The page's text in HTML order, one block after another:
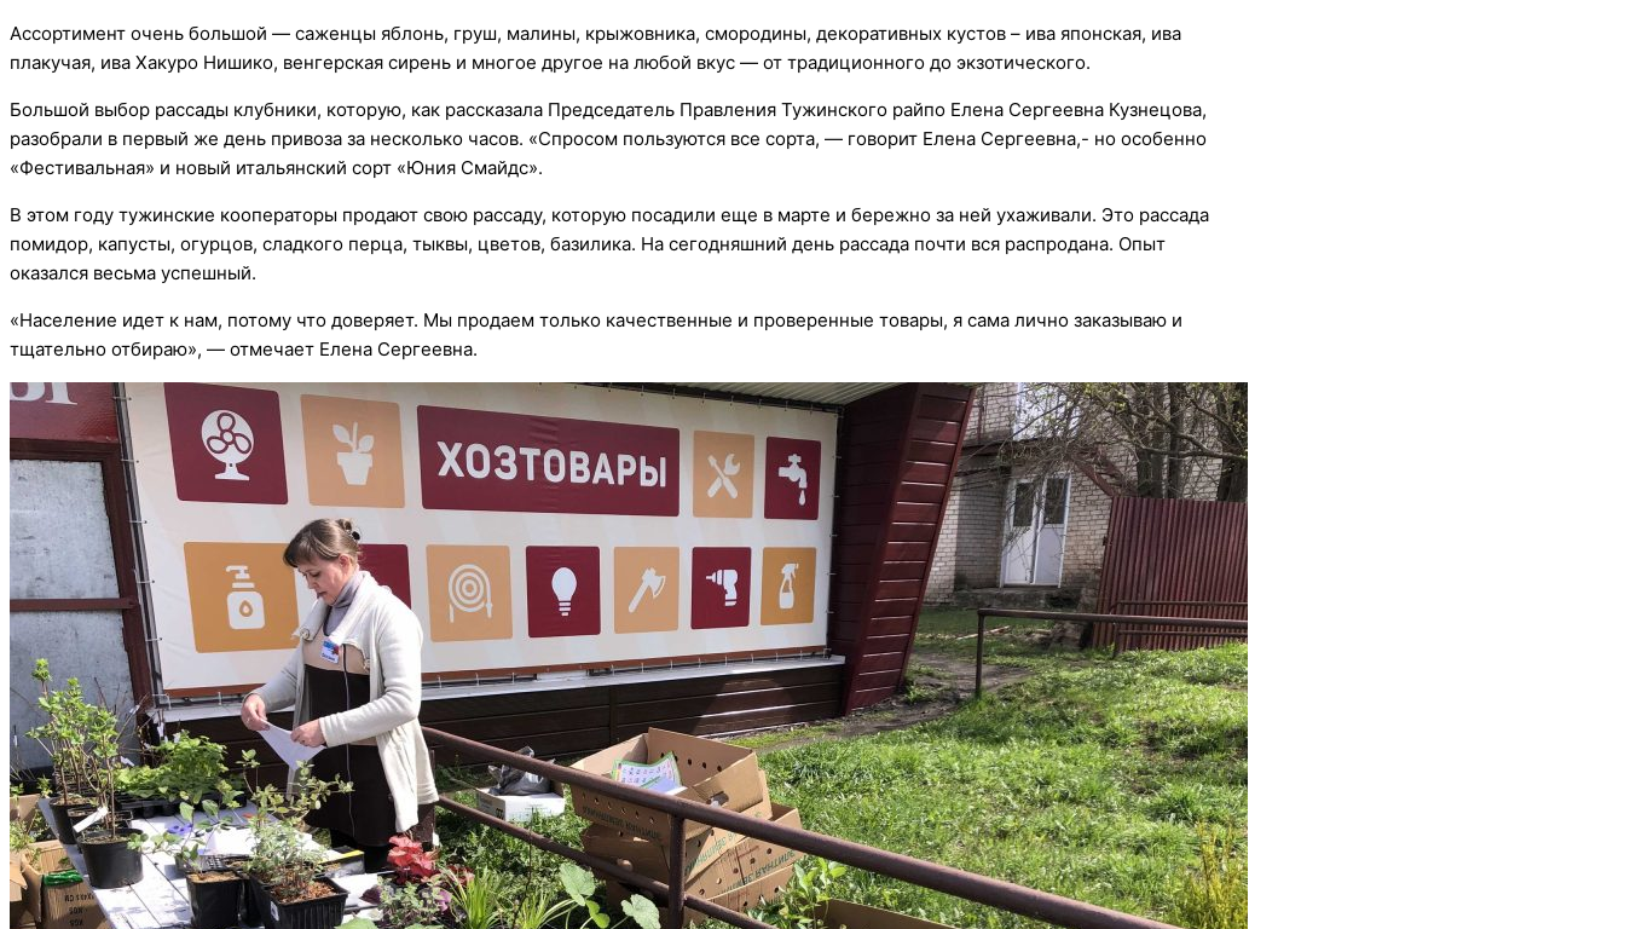
Ассортимент очень большой — саженцы яблонь, груш, малины, крыжовника, смородины, декоративных кустов – ива японская, ива
плакучая, ива Хакуро Нишико, венгерская сирень и многое другое на любой вкус — от традиционного до экзотического.
Большой выбор рассады клубники, которую, как рассказала Председатель Правления Тужинского райпо Елена Сергеевна Кузнецова,
разобрали в первый же день привоза за несколько часов. «Спросом пользуются все сорта, — говорит Елена Сергеевна,- но особенно
«Фестивальная» и новый итальянский сорт «Юния Смайдс».
В этом году тужинские кооператоры продают свою рассаду, которую посадили еще в марте и бережно за ней ухаживали. Это рассада
помидор, капусты, огурцов, сладкого перца, тыквы, цветов, базилика. На сегодняшний день рассада почти вся распродана. Опыт
оказался весьма успешный.
«Население идет к нам, потому что доверяет. Мы продаем только качественные и проверенные товары, я сама лично заказываю и
тщательно отбираю», — отмечает Елена Сергеевна.